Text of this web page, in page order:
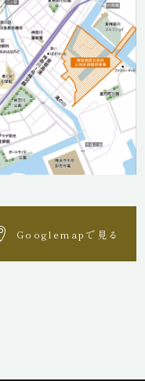
Googlemapで見る